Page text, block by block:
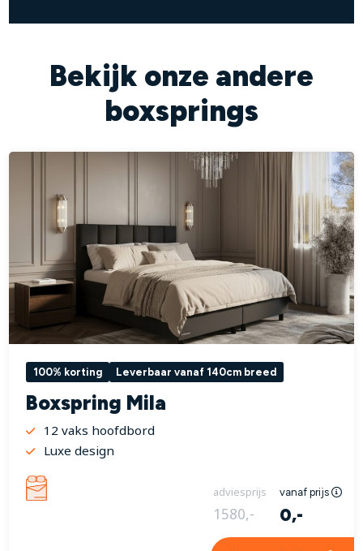
Bekijk onze andere
boxsprings
100% korting Leverbaar vanaf 140cm breed
Boxspring Mila
12 vaks hoofdbord
Luxe design
adviesprijs vanaf prijs
1580,- 0,-